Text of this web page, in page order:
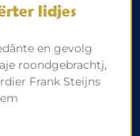
lidjes
en gevolg
roondgebrachtj,
Frank Steijns